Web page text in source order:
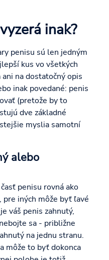
inak?
penisu sú len jedným
kus vo všetkých
na dostatočný opis
inak povedané: penis
(pretože by to
dve základné
myslia samotní
alebo
penisu rovná ako
pre iných môže byť ľavé
váš penis zahnutý,
sa - približne
na jednu stranu.
môže to byť dokonca